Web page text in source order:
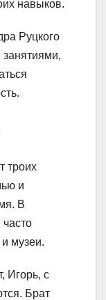
навыков.
Руцкого
троих
и
В
музеи.
Игорь, с
Брат